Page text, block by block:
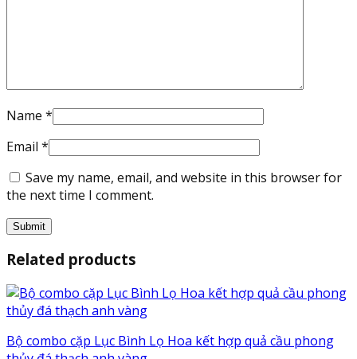
Name *
Email *
Save my name, email, and website in this browser for
the next time I comment.
Related products
Bộ combo cặp Lục Bình Lọ Hoa kết hợp quả cầu phong